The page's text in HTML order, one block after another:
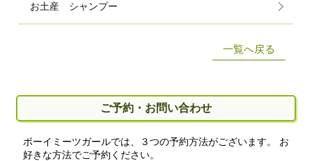
お土産 シャンプー
一覧へ戻る
ご予約・お問い合わせ
ボーイミーツガールでは、３つの予約方法がございます。 お
好きな方法でご予約ください。